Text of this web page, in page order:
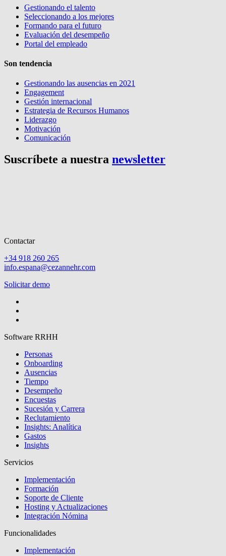
Gestionando el talento
Seleccionando a los mejores
Formando para el futuro
Evaluación del desempeño
Portal del empleado
Son tendencia
Gestionando las ausencias en 2021
Engagement
Gestión internacional
Estrategia de Recursos Humanos
Liderazgo
Motivación
Comunicación
Suscríbete a nuestra newsletter
Contactar
+34 918 260 265
info.espana@cezannehr.com
Solicitar demo
Software RRHH
Personas
Onboarding
Ausencias
Tiempo
Desempeño
Encuestas
Sucesión y Carrera
Reclutamiento
Insights: Analítica
Gastos
Insights
Servicios
Implementación
Formación
Soporte de Cliente
Hosting y Actualizaciones
Integración Nómina
Funcionalidades
Implementación